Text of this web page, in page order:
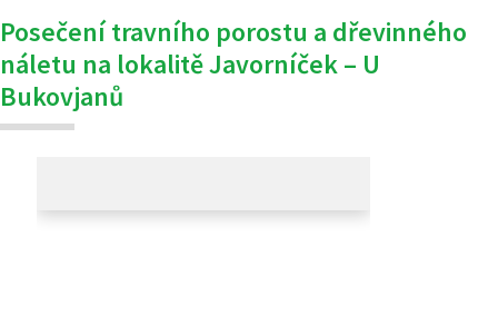
Posečení travního porostu a dřevinného
náletu na lokalitě Javorníček – U
Bukovjanů